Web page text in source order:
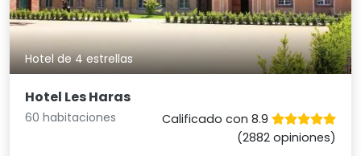
Hotel de 4 estrellas
Hotel Les Haras
60 habitaciones
Calificado con 8.9
(2882 opiniones)